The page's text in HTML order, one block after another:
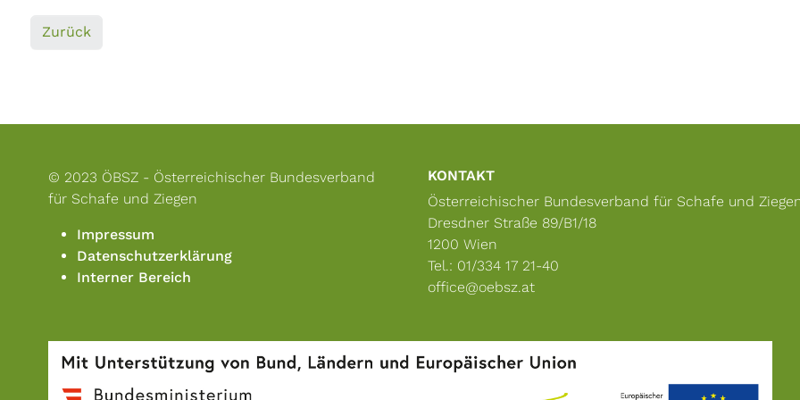
Zurück
© 2023 ÖBSZ - Österreichischer Bundesverband
für Schafe und Ziegen
Impressum
Datenschutzerklärung
Interner Bereich
KONTAKT
Österreichischer Bundesverband für Schafe und
Dresdner Straße 89/B1/18
1200 Wien
Tel.: 01/334 17 21-40
office@oebsz.at